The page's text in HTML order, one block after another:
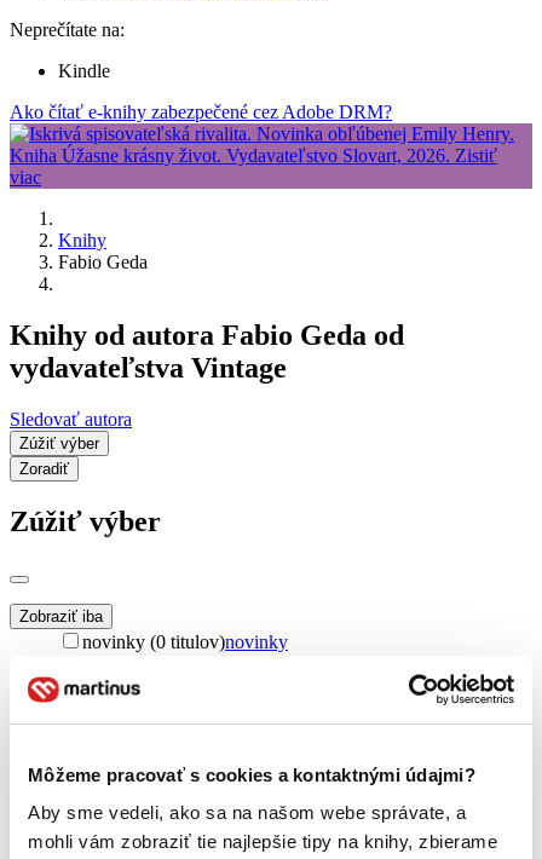
Môžeme pracovať s cookies a kontaktnými údajmi?
Aby sme vedeli, ako sa na našom webe správate, a
mohli vám zobraziť tie najlepšie tipy na knihy, zbierame
Neprečítate na:
Kindle
Ako čítať e-knihy zabezpečené cez Adobe DRM?
Knihy
Fabio Geda
Knihy od autora Fabio Geda od
vydavateľstva Vintage
Sledovať autora
Zúžiť výber
Zoradiť
Zúžiť výber
Zobraziť iba
novinky (0 titulov)novinky
Dostupnosť
pripravujeme (0 titulov)pripravujeme
dostupná (bez vypredaných) (0 titulov)dostupná (bez